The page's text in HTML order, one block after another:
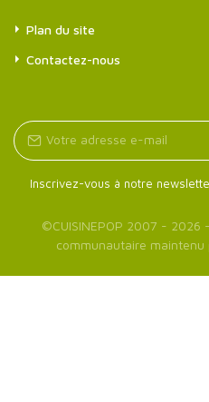
Plan du site
Contactez-nous
Inscrivez-vous à notre
©CUISINEPOP 2007 - 2026
communautaire maintenu